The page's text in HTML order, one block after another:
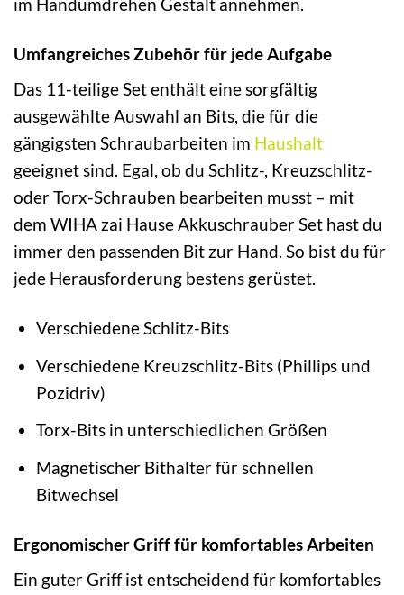
Umfangreiches Zubehör für jede Aufgabe
Das 11-teilige Set enthält eine sorgfältig
ausgewählte Auswahl an Bits, die für die
gängigsten Schraubarbeiten im Haushalt
geeignet sind. Egal, ob du Schlitz-, Kreuzschlitz-
oder Torx-Schrauben bearbeiten musst – mit
dem WIHA zai Hause Akkuschrauber Set hast du
immer den passenden Bit zur Hand. So bist du für
jede Herausforderung bestens gerüstet.
Verschiedene Schlitz-Bits
Verschiedene Kreuzschlitz-Bits (Phillips und
Pozidriv)
Torx-Bits in unterschiedlichen Größen
Magnetischer Bithalter für schnellen
Bitwechsel
Ergonomischer Griff für komfortables Arbeiten
Ein guter Griff ist entscheidend für komfortables